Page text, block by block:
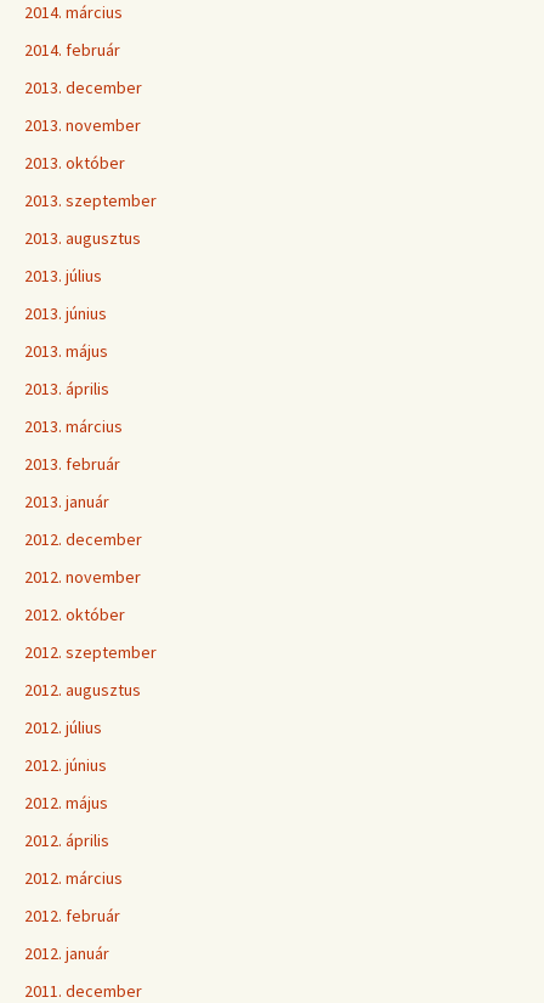
2014. március
2014. február
2013. december
2013. november
2013. október
2013. szeptember
2013. augusztus
2013. július
2013. június
2013. május
2013. április
2013. március
2013. február
2013. január
2012. december
2012. november
2012. október
2012. szeptember
2012. augusztus
2012. július
2012. június
2012. május
2012. április
2012. március
2012. február
2012. január
2011. december